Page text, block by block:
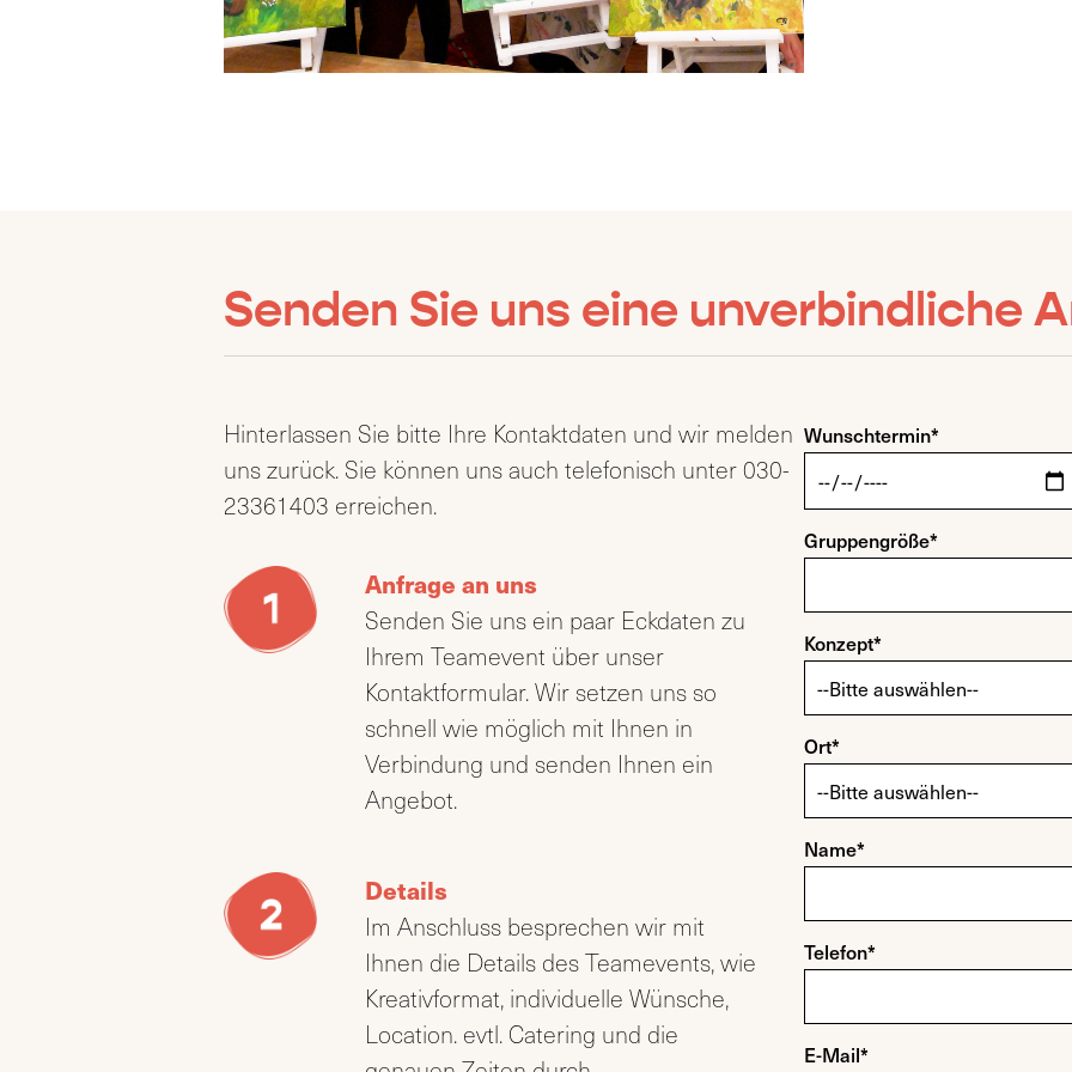
Senden Sie uns eine unverbindliche
Hinterlassen Sie bitte Ihre Kontaktdaten und wir melden
uns zurück. Sie können uns auch telefonisch unter 030-
23361403 erreichen.
Anfrage an uns
Senden Sie uns ein paar Eckdaten zu
Ihrem Teamevent über unser
Kontaktformular. Wir setzen uns so
schnell wie möglich mit Ihnen in
Verbindung und senden Ihnen ein
Angebot.
Details
Im Anschluss besprechen wir mit
Ihnen die Details des Teamevents, wie
Kreativformat, individuelle Wünsche,
Location. evtl. Catering und die
Wunschtermin*
Gruppengröße*
Konzept*
Ort*
Name*
Telefon*
E-Mail*